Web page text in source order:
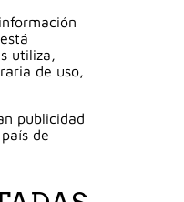
utiliza,
de uso,
publicidad
de